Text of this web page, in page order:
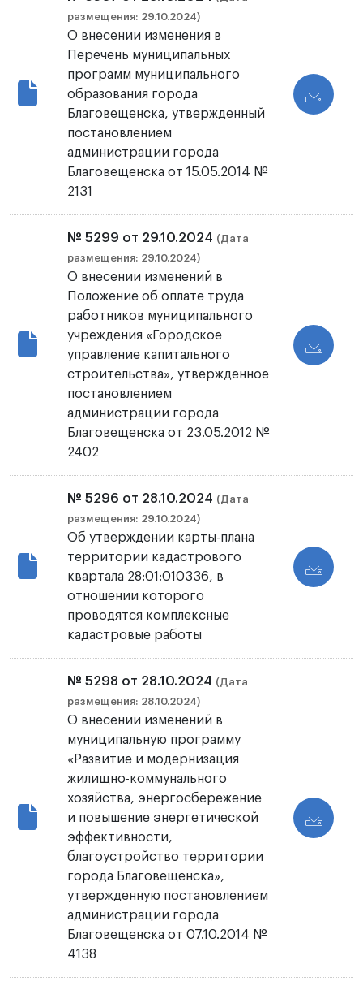
размещения: 29.10.2024)
О внесении изменения в
Перечень муниципальных
программ муниципального
образования города
Благовещенска, утвержденный
постановлением
администрации города
Благовещенска от 15.05.2014 №
2131
№ 5299 от 29.10.2024 (Дата
размещения: 29.10.2024)
О внесении изменений в
Положение об оплате труда
работников муниципального
учреждения «Городское
управление капитального
строительства», утвержденное
постановлением
администрации города
Благовещенска от 23.05.2012 №
2402
№ 5296 от 28.10.2024 (Дата
размещения: 29.10.2024)
Об утверждении карты-плана
территории кадастрового
квартала 28:01:010336, в
отношении которого
проводятся комплексные
кадастровые работы
№ 5298 от 28.10.2024 (Дата
размещения: 28.10.2024)
О внесении изменений в
муниципальную программу
«Развитие и модернизация
жилищно-коммунального
хозяйства, энергосбережение
и повышение энергетической
эффективности,
благоустройство территории
города Благовещенска»,
утвержденную постановлением
администрации города
Благовещенска от 07.10.2014 №
4138